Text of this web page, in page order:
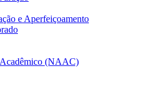
e Aperfeiçoamento
(NAAC)